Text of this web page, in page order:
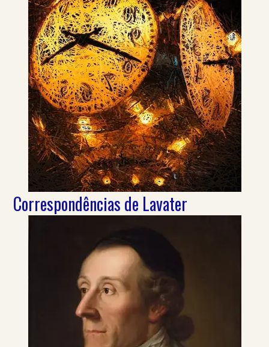
Correspondências de Lavater